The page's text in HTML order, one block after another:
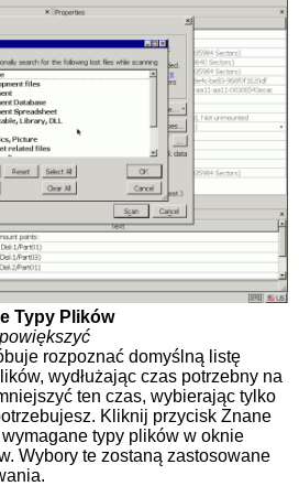
Typy Plików
rozpoznać domyślną listę
wydłużając czas potrzebny na
ten czas, wybierając tylko
Kliknij przycisk Znane
typy plików w oknie
Wybory te zostaną zastosowane